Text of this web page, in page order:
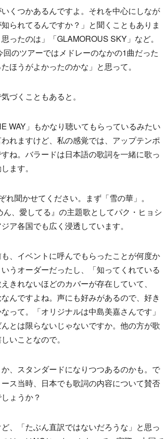
くつかあるんですよ。それを中心にしなが
られてるんですか？」と聞くこともありま
ったのは」「GLAMOROUS SKY」など。
のツアーではメドレーのなかの1曲だった
ほうがよかったのかな」と思って。
づくこともあると。
WAY」もかなり聴いてもらっているみたい
れますけど、私の感覚では、アップテンポ
ね。バラードは日本語の歌詞を一緒に歌っ
ます。
聞かせてください。まず「雪の華」。
、愛してる』の主題歌としてパク・ヒョシ
ア各国でも広く浸透しています。
、イベントに呼んでもらったことが何度か
うオーダーだったし、「知ってくれている
きれないほどのカバーが存在していて、
んですよね。声にも好みがあるので、好き
って。「オリジナルは中島美嘉さんです」
とは限らないじゃないですか。他の方が歌
いことなので。
、スタンダードになりつつあるのかも。で
ス当時、日本でも歌詞の内容について賛否
ょうか？
、「たぶん直訳ではないだろうな」と思っ